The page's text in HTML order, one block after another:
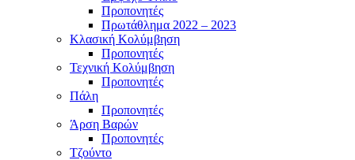
Προπονητές
Πρωτάθλημα 2022 – 2023
Κλασική Κολύμβηση
Προπονητές
Τεχνική Κολύμβηση
Προπονητές
Πάλη
Προπονητές
Άρση Βαρών
Προπονητές
Τζούντο